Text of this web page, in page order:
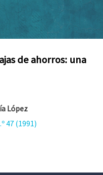
de ahorros: una
López
47 (1991)